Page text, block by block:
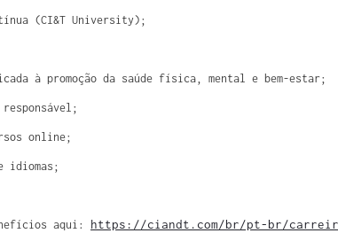
(CI&T University);
à promoção da saúde física, mental e bem-estar;
online;
idiomas;
aqui: https://ciandt.com/br/pt-br/